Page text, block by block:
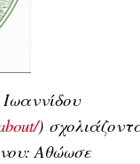
Ιωαννίδου
)
Αθώωσε